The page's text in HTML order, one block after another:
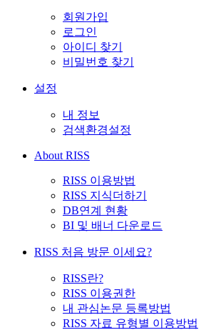
회원가입
로그인
아이디 찾기
비밀번호 찾기
설정
내 정보
검색환경설정
About RISS
RISS 이용방법
RISS 지식더하기
DB연계 현황
BI 및 배너 다운로드
RISS 처음 방문 이세요?
RISS란?
RISS 이용권한
내 관심논문 등록방법
RISS 자료 유형별 이용방법